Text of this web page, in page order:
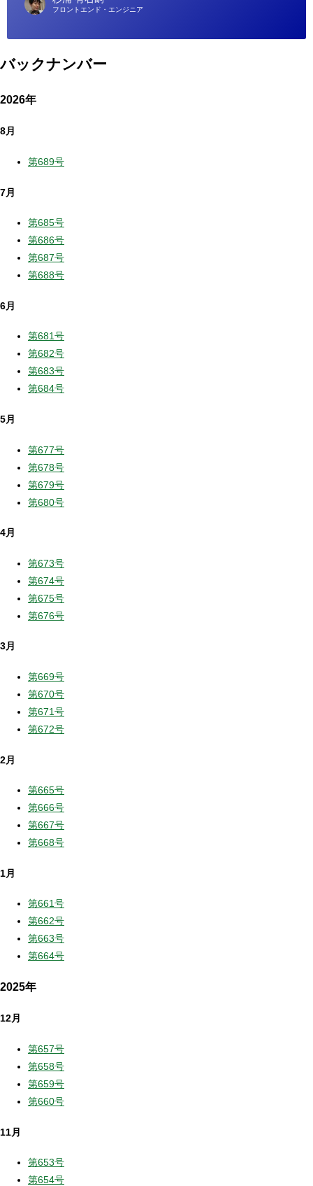
フロントエンド・エンジニア
バックナンバー
2026年
8月
第689号
7月
第685号
第686号
第687号
第688号
6月
第681号
第682号
第683号
第684号
5月
第677号
第678号
第679号
第680号
4月
第673号
第674号
第675号
第676号
3月
第669号
第670号
第671号
第672号
2月
第665号
第666号
第667号
第668号
1月
第661号
第662号
第663号
第664号
2025年
12月
第657号
第658号
第659号
第660号
11月
第653号
第654号